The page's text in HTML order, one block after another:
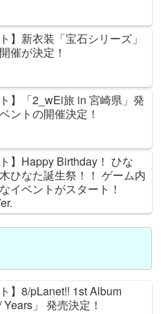
】新衣装「宝石シリーズ」
催が決定！
ト】「2_wEi旅 in 宮崎県」発
ントの開催決定！
ト】Happy Birthday！ ひな
ひなた誕生祭！！ ゲーム内
イベントがスタート！
ト】8/pLanet!! 1st Album
Years」 発売決定！